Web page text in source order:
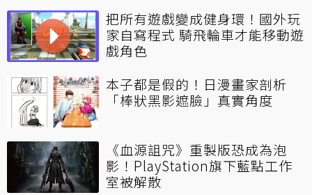
把所有遊戲變成健身環！國外玩
家自寫程式 騎飛輪車才能移動遊
戲角色
本子都是假的！日漫畫家剖析
「棒狀黑影遮臉」真實角度
《血源詛咒》重製版恐成為泡
影！PlayStation旗下藍點工作
室被解散